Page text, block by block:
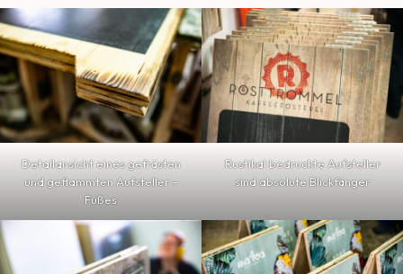
Detailansicht eines gefrästen
und geflammten Aufsteller –
Fußes
Rustikal bedruckte Aufsteller
sind absolute Blickfänger